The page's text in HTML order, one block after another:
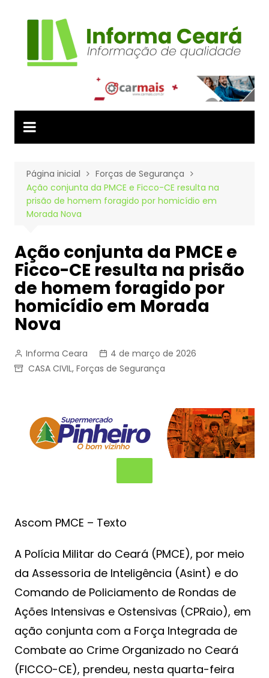
Página inicial
Forças de Segurança
Ação conjunta da PMCE e Ficco-CE resulta na
prisão de homem foragido por homicídio em
Morada Nova
Ação conjunta da PMCE e
Ficco-CE resulta na prisão
de homem foragido por
homicídio em Morada
Nova
Informa Ceara
4 de março de 2026
CASA CIVIL, Forças de Segurança
Ascom PMCE – Texto
A Polícia Militar do Ceará (PMCE), por meio
da Assessoria de Inteligência (Asint) e do
Comando de Policiamento de Rondas de
Ações Intensivas e Ostensivas (CPRaio), em
ação conjunta com a Força Integrada de
Combate ao Crime Organizado no Ceará
(FICCO-CE), prendeu, nesta quarta-feira